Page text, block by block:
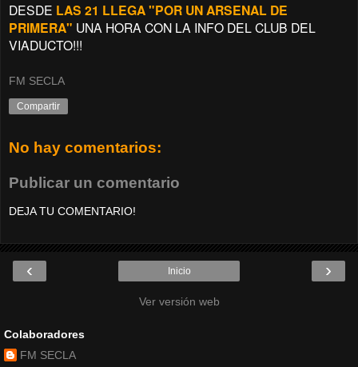
DESDE LAS 21 LLEGA "POR UN ARSENAL DE
PRIMERA" UNA HORA CON LA INFO DEL CLUB DEL
VIADUCTO!!!
FM SECLA
Compartir
No hay comentarios:
Publicar un comentario
DEJA TU COMENTARIO!
‹ ›
Inicio
Ver versión web
Colaboradores
FM SECLA